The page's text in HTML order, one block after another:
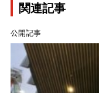
関連記事
公開記事